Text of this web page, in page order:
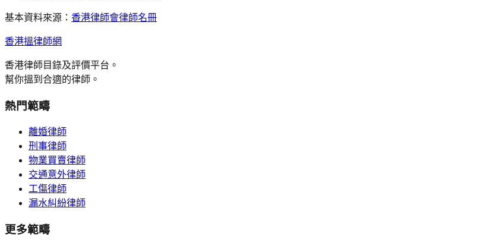
基本資料來源： 香港律師會律師名冊
香港搵律師網
香港律師目錄及評價平台。
幫你搵到合適的律師。
熱門範疇
離婚律師
刑事律師
物業買賣律師
交通意外律師
工傷律師
漏水糾紛律師
更多範疇